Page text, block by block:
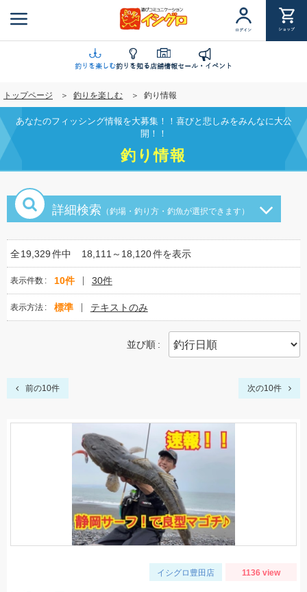
ン
に
移
動
ログイン ショップ
釣りを楽しむ釣りを知る店舗情報セール・イベント
トップページ 釣りを楽しむ 釣り情報
あなたのフィッシング情報を大募集！！喜びと悲しみをみんなに大公
開！！
釣り情報
詳細検索 （釣場・釣り方・釣魚が選択できます）
全19,329件中 18,111～18,120件を表示
表示件数 10件 30件
表示方法 標準 テキストのみ
並び順
前の10件 次の10件
イシグロ豊田店 1136 view